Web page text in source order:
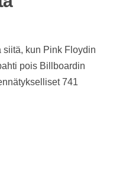
kun Pink Floydin
pois Billboardin
741